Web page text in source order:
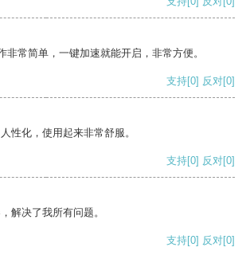
非常简单，一键加速就能开启，非常方便。
支持[0] 反对[0]
性化，使用起来非常舒服。
支持[0] 反对[0]
解决了我所有问题。
支持[0] 反对[0]